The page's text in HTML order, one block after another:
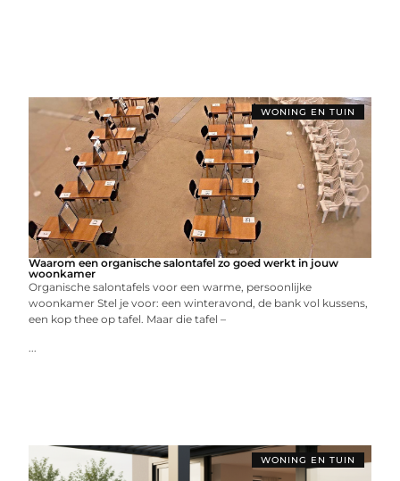
WONING EN TUIN
Waarom een organische salontafel zo goed werkt in jouw
woonkamer
Organische salontafels voor een warme, persoonlijke
woonkamer Stel je voor: een winteravond, de bank vol kussens,
een kop thee op tafel. Maar die tafel –
...
WONING EN TUIN